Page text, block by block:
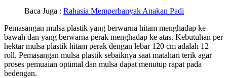
Baca Juga : Rahasia Memperbanyak Anakan Padi
Pemasangan mulsa plastik yang berwarna hitam menghadap ke
bawah dan yang berwarna perak menghadap ke atas. Kebutuhan per
hektar mulsa plastik hitam perak dengan lebar 120 cm adalah 12
roll. Pemasangan mulsa plastik sebaiknya saat matahari terik agar
proses pemuaian optimal dan mulsa dapat menutup rapat pada
bedengan.